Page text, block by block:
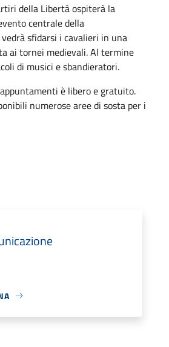
della Libertà ospiterà la
centrale della
sfidarsi i cavalieri in una
ai tornei medievali. Al termine
di musici e sbandieratori.
è libero e gratuito.
numerose aree di sosta per i